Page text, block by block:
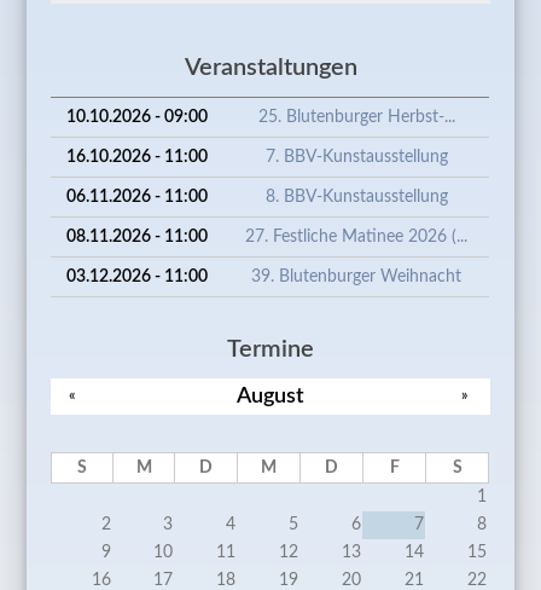
Veranstaltungen
10.10.2026 - 09:00 25. Blutenburger Herbst-...
16.10.2026 - 11:00 7. BBV-Kunstausstellung
06.11.2026 - 11:00 8. BBV-Kunstausstellung
08.11.2026 - 11:00 27. Festliche Matinee 2026 (...
03.12.2026 - 11:00 39. Blutenburger Weihnacht
Termine
August
« »
S M D M D F
S
1
2
3 4 5 6 7
8
9
10 11 12 13 14
15
16
17 18 19 20 21
22